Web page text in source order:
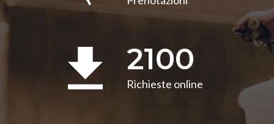
2100
Richieste online